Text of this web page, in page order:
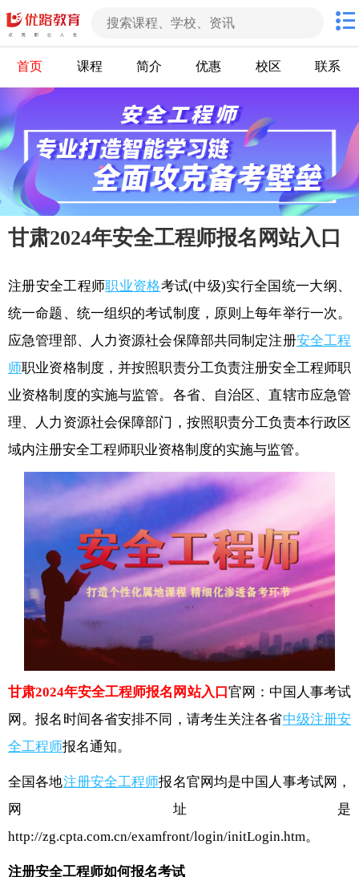
首页 课程 简介 优惠 校区 联系
甘肃2024年安全工程师报名网站入口
注册安全工程师职业资格考试(中级)实行全国统一大纲、
统一命题、统一组织的考试制度，原则上每年举行一次。
应急管理部、人力资源社会保障部共同制定注册安全工程
师职业资格制度，并按照职责分工负责注册安全工程师职
业资格制度的实施与监管。各省、自治区、直辖市应急管
理、人力资源社会保障部门，按照职责分工负责本行政区
域内注册安全工程师职业资格制度的实施与监管。
甘肃2024年安全工程师报名网站入口 官网：中国人事考试
网。报名时间各省安排不同，请考生关注各省中级注册安
全工程师报名通知。
全国各地注册安全工程师报名官网均是中国人事考试网，
网址是
http://zg.cpta.com.cn/examfront/login/initLogin.htm。
注册安全工程师如何报名考试